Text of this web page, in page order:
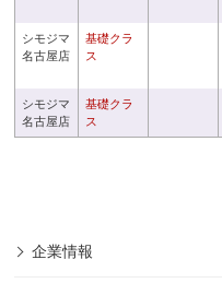
シモジマ
名古屋店
基礎クラ
ス
シモジマ
名古屋店
基礎クラ
ス
企業情報